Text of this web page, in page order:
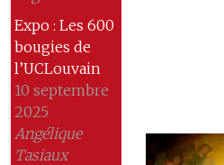
Expo : Les 600
bougies de
l’UCLouvain
10 septembre
2025
Angélique
Tasiaux